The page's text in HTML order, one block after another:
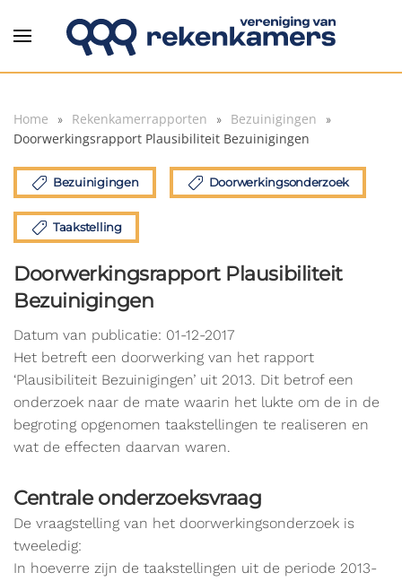
Overslaan en naar de inhoud gaan
Home Rekenkamerrapporten
Bezuinigingen
Doorwerkingsrapport Plausibiliteit Bezuinigingen
Bezuinigingen Doorwerkingsonderzoek
Taakstelling
Doorwerkingsrapport Plausibiliteit
Bezuinigingen
Datum van publicatie: 01-12-2017
Het betreft een doorwerking van het rapport
‘Plausibiliteit Bezuinigingen’ uit 2013. Dit betrof een
onderzoek naar de mate waarin het lukte om de in de
begroting opgenomen taakstellingen te realiseren en
wat de effecten daarvan waren.
Centrale onderzoeksvraag
De vraagstelling van het doorwerkingsonderzoek is
tweeledig:
In hoeverre zijn de taakstellingen uit de periode 2013-